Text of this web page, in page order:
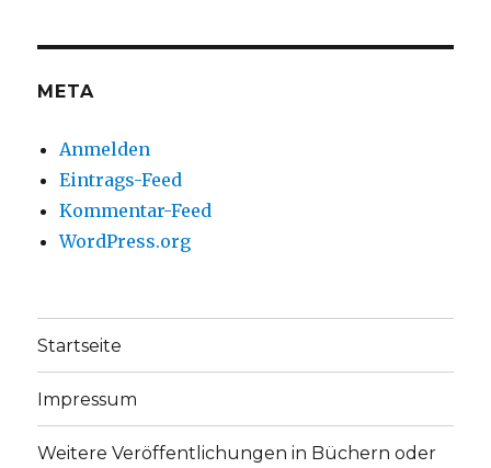
anzeigenanzeigen
META
Anmelden
Eintrags-Feed
Kommentar-Feed
WordPress.org
Startseite
Impressum
Weitere Veröffentlichungen in Büchern oder